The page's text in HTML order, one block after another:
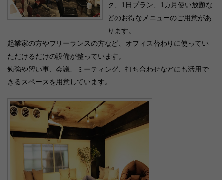
ク、1日プラン、1カ月使い放題な
どのお得なメニューのご用意があ
ります。
起業家の方やフリーランスの方など、オフィス替わりに使ってい
ただけるだけの設備が整っています。
勉強や習い事、会議、ミーティング、打ち合わせなどにも活用で
きるスペースを用意しています。